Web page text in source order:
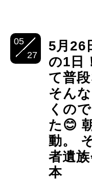
05
27
5月26
の1日
て普
そん
くの
た😊
動。
者遺
本